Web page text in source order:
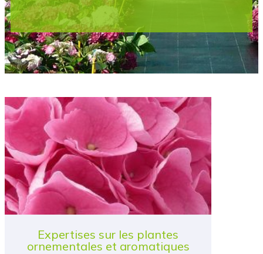
Expertises sur les plantes
ornementales et aromatiques